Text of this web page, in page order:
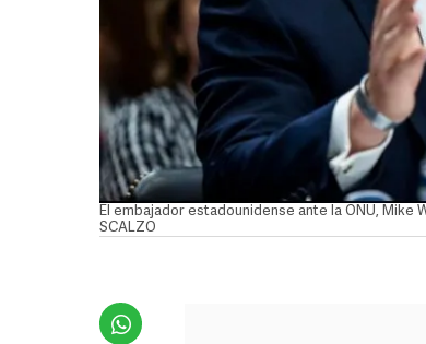
El embajador estadounidense ante la ONU, Mike
SCALZO